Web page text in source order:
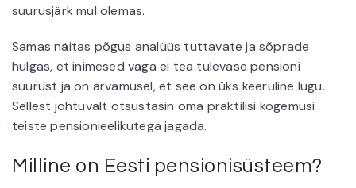
suurusjärk mul olemas.
Samas näitas põgus analüüs tuttavate ja sõprade
hulgas, et inimesed väga ei tea tulevase pensioni
suurust ja on arvamusel, et see on üks keeruline lugu.
Sellest johtuvalt otsustasin oma praktilisi kogemusi
teiste pensionieelikutega jagada.
Milline on Eesti pensionisüsteem?